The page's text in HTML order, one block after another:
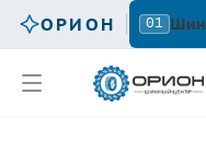
ОРИОН 01